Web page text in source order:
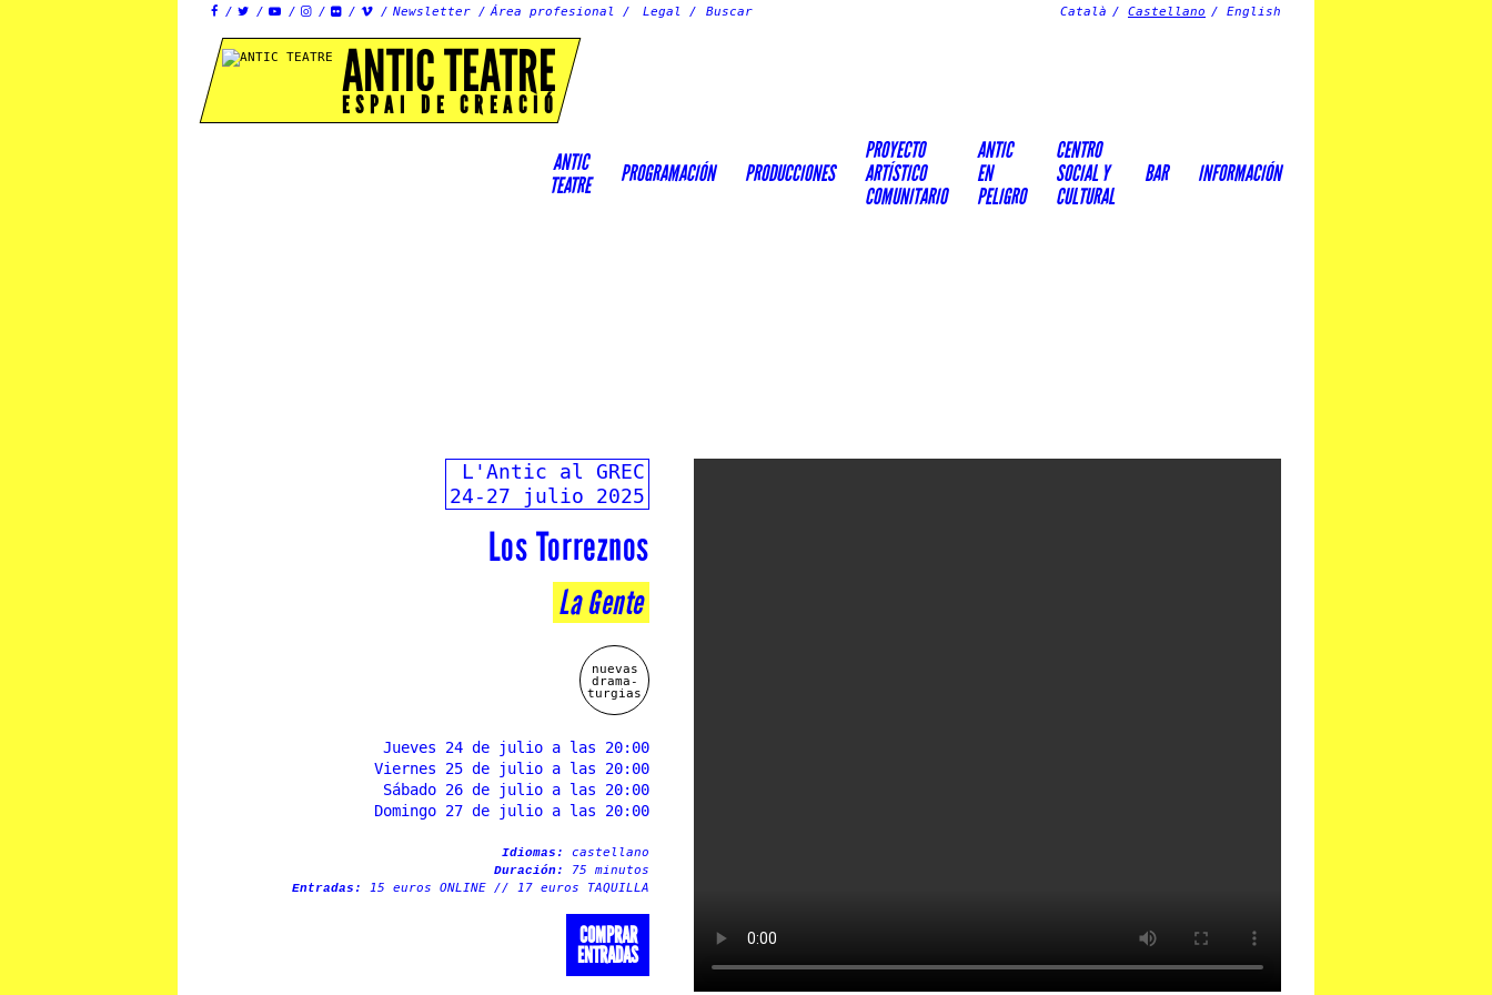
      Newsletter Área profesional Legal Català Castellano English
ANTIC TEATRE
ESPAI DE CREACIÓ
ANTIC
TEATRE
PROGRAMACIÓN PRODUCCIONES
PROYECTO
ARTÍSTICO
COMUNITARIO
ANTIC
EN
PELIGRO
CENTRO
SOCIAL Y
CULTURAL
BAR INFORMACIÓN
L'Antic al GREC
24-27 julio 2025
Los Torreznos
La Gente
nuevas
drama-
turgias
Jueves 24 de julio a las 20:00
Viernes 25 de julio a las 20:00
Sábado 26 de julio a las 20:00
Domingo 27 de julio a las 20:00
Idiomas: castellano
Duración: 75 minutos
Entradas: 15 euros ONLINE // 17 euros TAQUILLA
COMPRAR
ENTRADAS